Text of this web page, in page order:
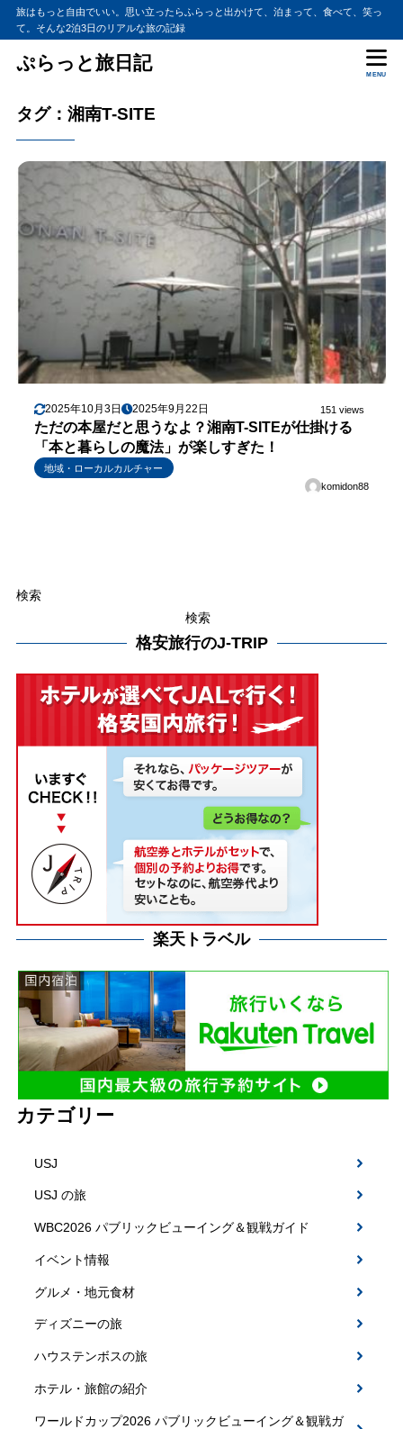
旅はもっと自由でいい。思い立ったらふらっと出かけて、泊まって、食べて、笑っ
て。そんな2泊3日のリアルな旅の記録
ぷらっと旅日記
MENU
タグ：湘南T-SITE
2025年10月3日 2025年9月22日 151 views
ただの本屋だと思うなよ？湘南T-SITEが仕掛ける
「本と暮らしの魔法」が楽しすぎた！
地域・ローカルカルチャー
komidon88
検索
検索
格安旅行のJ-TRIP
楽天トラベル
カテゴリー
USJ
USJ の旅
WBC2026 パブリックビューイング＆観戦ガイド
イベント情報
グルメ・地元食材
ディズニーの旅
ハウステンボスの旅
ホテル・旅館の紹介
ワールドカップ2026 パブリックビューイング＆観戦ガ